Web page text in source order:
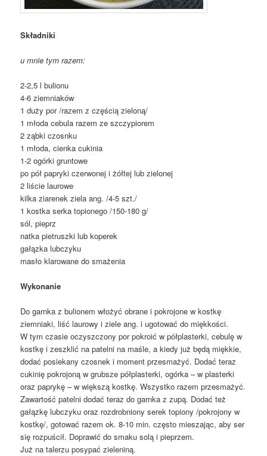
Składniki
u mnie tym razem:
2-2,5 l bulionu
4-6 ziemniaków
1 duży por /razem z częścią zieloną/
1 młoda cebula razem ze szczypiorem
2 ząbki czosnku
1 młoda, cienka cukinia
1-2 ogórki gruntowe
po pół papryki czerwonej i żółtej lub zielonej
2 liście laurowe
kilka ziarenek ziela ang. /4-5 szt./
1 kostka serka topionego /150-180 g/
sól, pieprz
natka pietruszki lub koperek
gałązka lubczyku
masło klarowane do smażenia
Wykonanie
Do garnka z bulionem włożyć obrane i pokrojone w kostkę
ziemniaki, liść laurowy i ziele ang. i ugotować do miękkości.
W tym czasie oczyszczony por pokroić w półplasterki, cebulę w
kostkę i zeszklić na patelni na maśle, a kiedy już będą miękkie,
dodać posiekany czosnek i moment przesmażyć. Dodać teraz
cukinię pokrojoną w grubsze półplasterki, ogórka – w plasterki
oraz paprykę – w większą kostkę. Wszystko razem przesmażyć.
Zawartość patelni dodać teraz do garnka z zupą. Dodać też
gałązkę lubczyku oraz rozdrobniony serek topiony /pokrojony w
kostkę/, gotować razem ok. 8-10 min. często mieszając, aby ser
się rozpuścił. Doprawić do smaku solą i pieprzem.
Już na talerzu posypać zieleniną.